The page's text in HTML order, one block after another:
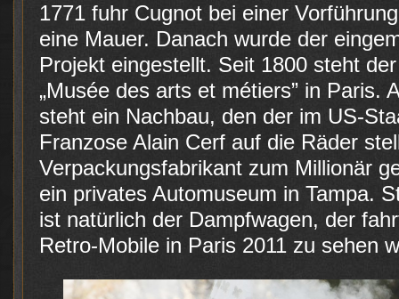
1771 fuhr Cugnot bei einer
eine Mauer. Danach wurde der
Projekt eingestellt. Seit 1800 steht
„Musée des arts et métiers” in Paris.
steht ein Nachbau, den der im US-
Franzose Alain Cerf auf die Räder
Verpackungsfabrikant zum Millionär
ein privates Automuseum in Tampa.
ist natürlich der Dampfwagen, der
Retro-Mobile in Paris 2011 zu sehen